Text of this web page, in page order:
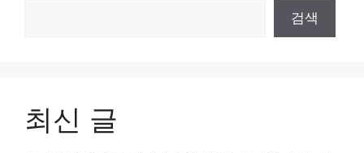
검색
최신 글